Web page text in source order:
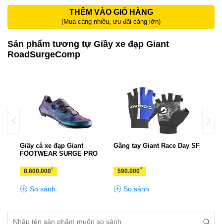
THÊM VÀO GIỎ HÀNG
(Mua càng nhiều, ưu đãi càng lớn)
Sản phẩm tương tự Giầy xe đạp Giant
RoadSurgeComp
Giầy cá xe đạp Giant
FOOTWEAR SURGE PRO
8.600.000₫
So sánh
Găng tay Giant Race Day SF
590.000₫
So sánh